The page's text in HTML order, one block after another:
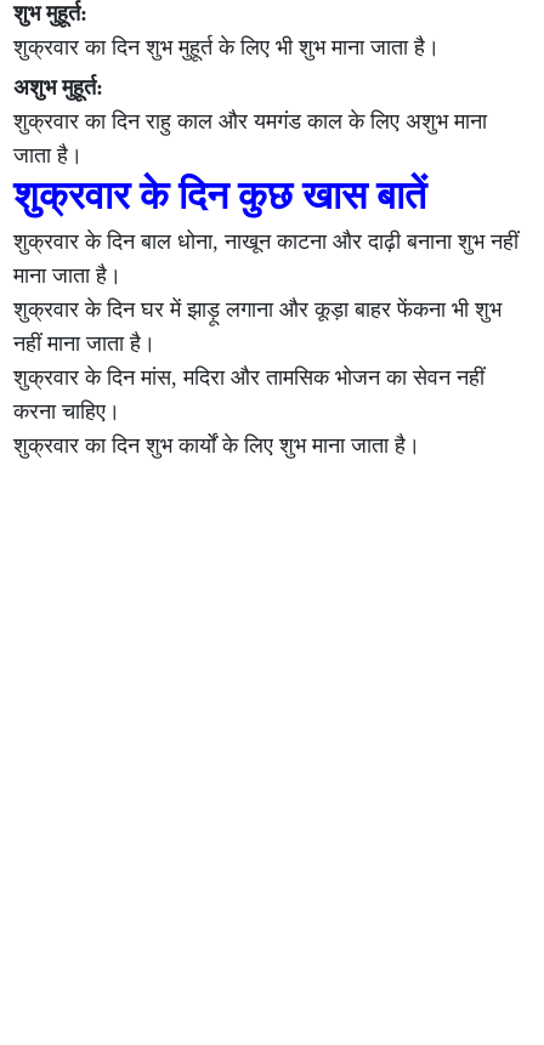
शुभ मुहूर्त:
शुक्रवार का दिन शुभ मुहूर्त के लिए भी शुभ माना जाता है।
अशुभ मुहूर्त:
शुक्रवार का दिन राहु काल और यमगंड काल के लिए अशुभ माना
जाता है।
शुक्रवार के दिन कुछ खास बातें
शुक्रवार के दिन बाल धोना, नाखून काटना और दाढ़ी बनाना शुभ नहीं
माना जाता है।
शुक्रवार के दिन घर में झाड़ू लगाना और कूड़ा बाहर फेंकना भी शुभ
नहीं माना जाता है।
शुक्रवार के दिन मांस, मदिरा और तामसिक भोजन का सेवन नहीं
करना चाहिए।
शुक्रवार का दिन शुभ कार्यों के लिए शुभ माना जाता है।